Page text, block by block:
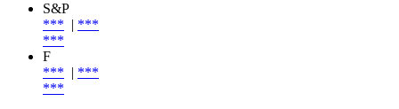
S&P
*** | ***
***
F
*** | ***
***